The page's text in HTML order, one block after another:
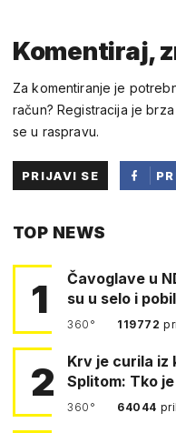
Komentiraj,
Za komentiranje je
račun? Registracija je
se u raspravu.
PRIJAVI SE
TOP NEWS
1
Čavoglave u
su u selo i
360° 119772
2
Krv je curila iz
Splitom: Tko
360° 64044